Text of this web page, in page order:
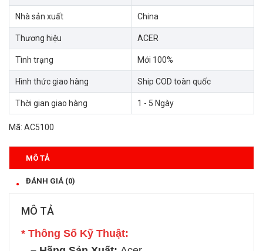
Nhà sản xuất China
Thương hiệu ACER
Tình trạng Mới 100%
Hình thức giao hàng Ship COD toàn quốc
Thời gian giao hàng 1 - 5 Ngày
Mã: AC5100
MÔ TẢ
ĐÁNH GIÁ (0)
MÔ TẢ
* Thông Số Kỹ Thuật: